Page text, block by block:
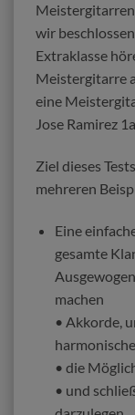
Meistergitarren
wir
Extraklasse
Meistergitarre
eine
Jose Ramirez
Ziel dieses
mehreren
Eine
gesamte
machen
• Akkorde,
• die
• und